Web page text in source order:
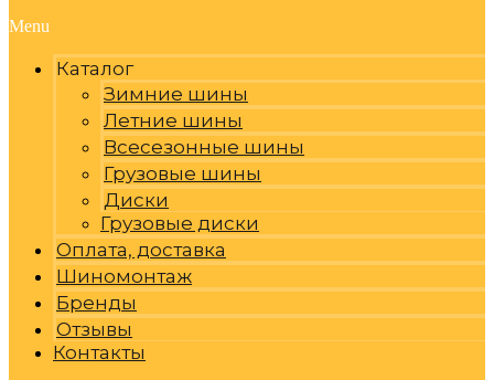
Menu
Каталог
Зимние шины
Летние шины
Всесезонные шины
Грузовые шины
Диски
Грузовые диски
Оплата, доставка
Шиномонтаж
Бренды
Отзывы
Контакты